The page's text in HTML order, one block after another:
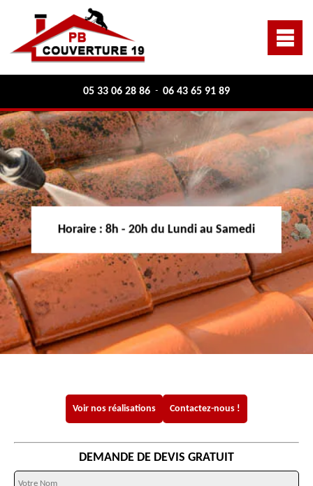
05 33 06 28 86 - 06 43 65 91 89
Horaire : 8h - 20h du Lundi au Samedi
Voir nos réalisations Contactez-nous !
DEMANDE DE DEVIS GRATUIT